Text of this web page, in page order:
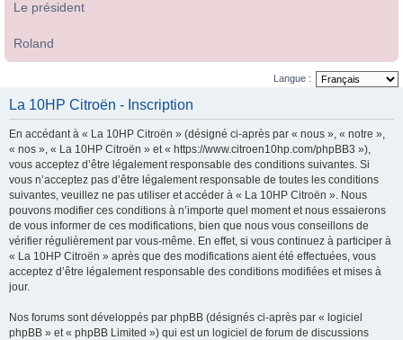
Le président
Roland
Langue :
La 10HP Citroën - Inscription
En accédant à « La 10HP Citroën » (désigné ci-après par « nous », « notre »,
« nos », « La 10HP Citroën » et « https://www.citroen10hp.com/phpBB3 »),
vous acceptez d’être légalement responsable des conditions suivantes. Si
vous n’acceptez pas d’être légalement responsable de toutes les conditions
suivantes, veuillez ne pas utiliser et accéder à « La 10HP Citroën ». Nous
pouvons modifier ces conditions à n’importe quel moment et nous essaierons
de vous informer de ces modifications, bien que nous vous conseillons de
vérifier régulièrement par vous-même. En effet, si vous continuez à participer à
« La 10HP Citroën » après que des modifications aient été effectuées, vous
acceptez d’être légalement responsable des conditions modifiées et mises à
jour.
Nos forums sont développés par phpBB (désignés ci-après par « logiciel
phpBB » et « phpBB Limited ») qui est un logiciel de forum de discussions